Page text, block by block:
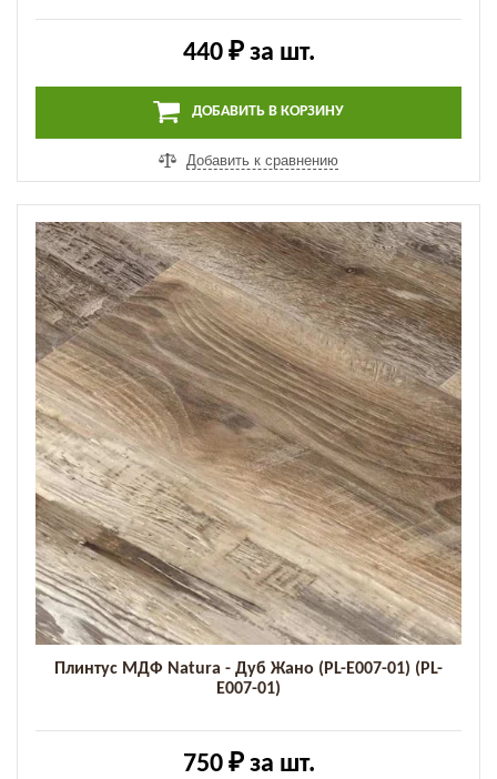
440 ₽за шт.
ДОБАВИТЬ В КОРЗИНУ
Добавить к сравнению
Плинтус МДФ Natura - Дуб Жано (PL-E007-01) (PL-
E007-01)
750 ₽за шт.